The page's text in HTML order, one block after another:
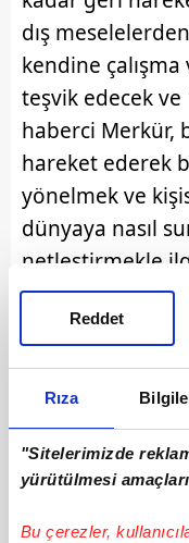
Rıza
"Sitelerimizde
yürütülmesi
Bu çerezler,
Reddet
dış
kendine
teşvik edecek
haberci Merkür,
hareket ederek
yönelmek ve
dünyaya nasıl
netleştirmekle
dönüştürecek.